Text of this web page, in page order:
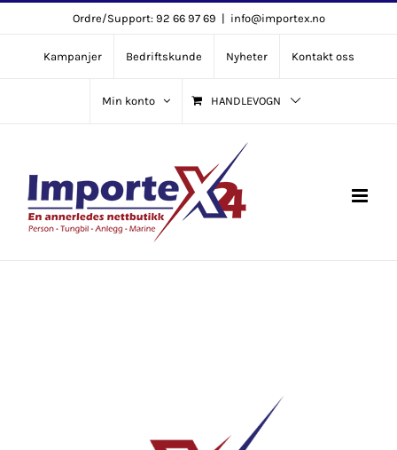
content
Ordre/Support: 92 66 97 69 | info@importex.no
Kampanjer Bedriftskunde Nyheter Kontakt oss
Min konto HANDLEVOGN